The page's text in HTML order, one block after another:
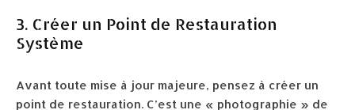
3. Créer un Point de Restauration
Système
Avant toute mise à jour majeure, pensez à créer un
point de restauration. C’est une « photographie » de